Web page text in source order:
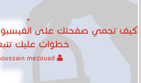
كيف تحمي صفحتك على
خطوات عليك